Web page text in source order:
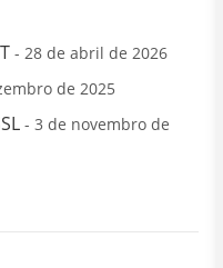
- 28 de abril de 2026
de 2025
- 3 de novembro de